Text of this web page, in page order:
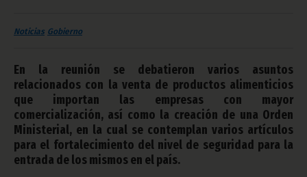
Noticias Gobierno
En la reunión se debatieron varios asuntos
relacionados con la venta de productos alimenticios
que importan las empresas con mayor
comercialización, así como la creación de una Orden
Ministerial, en la cual se contemplan varios artículos
para el fortalecimiento del nivel de seguridad para la
entrada de los mismos en el país.